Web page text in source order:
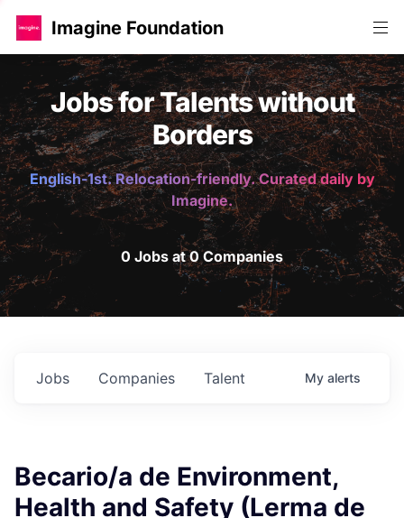
Imagine Foundation
Jobs for Talents without
Borders
English-1st. Relocation-friendly. Curated daily by
Imagine.
0 Jobs at 0 Companies
Jobs Companies Talent My alerts
Becario/a de Environment,
Health and Safety (Lerma de